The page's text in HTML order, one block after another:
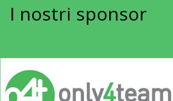
I nostri sponsor